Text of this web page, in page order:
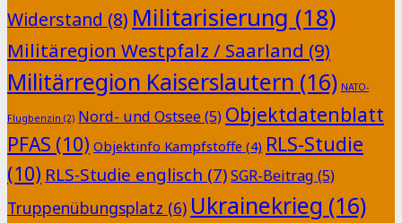
Widerstand (8) Militarisierung (18)
Militäregion Westpfalz / Saarland (9)
Militärregion Kaiserslautern (16) NATO-
Flugbenzin (2) Nord- und Ostsee(5) Objektdatenblatt
PFAS (10) Objektinfo Kampfstoffe (4) RLS-Studie
(10) RLS-Studie englisch (7)SGR-Beitrag (5)
Truppenübungsplatz (6) Ukrainekrieg (16)